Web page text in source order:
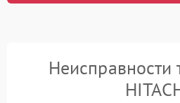
Неисправности